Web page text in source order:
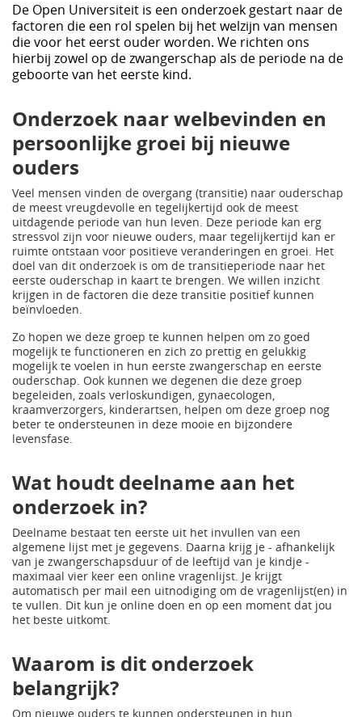
De Open Universiteit is een onderzoek gestart naar de
factoren die een rol spelen bij het welzijn van mensen
die voor het eerst ouder worden. We richten ons
hierbij zowel op de zwangerschap als de periode na de
geboorte van het eerste kind.
Onderzoek naar welbevinden en
persoonlijke groei bij nieuwe
ouders
Veel mensen vinden de overgang (transitie) naar ouderschap
de meest vreugdevolle en tegelijkertijd ook de meest
uitdagende periode van hun leven. Deze periode kan erg
stressvol zijn voor nieuwe ouders, maar tegelijkertijd kan er
ruimte ontstaan voor positieve veranderingen en groei. Het
doel van dit onderzoek is om de transitieperiode naar het
eerste ouderschap in kaart te brengen. We willen inzicht
krijgen in de factoren die deze transitie positief kunnen
beïnvloeden.
Zo hopen we deze groep te kunnen helpen om zo goed
mogelijk te functioneren en zich zo prettig en gelukkig
mogelijk te voelen in hun eerste zwangerschap en eerste
ouderschap. Ook kunnen we degenen die deze groep
begeleiden, zoals verloskundigen, gynaecologen,
kraamverzorgers, kinderartsen, helpen om deze groep nog
beter te ondersteunen in deze mooie en bijzondere
levensfase.
Wat houdt deelname aan het
onderzoek in?
Deelname bestaat ten eerste uit het invullen van een
algemene lijst met je gegevens. Daarna krijg je - afhankelijk
van je zwangerschapsduur of de leeftijd van je kindje -
maximaal vier keer een online vragenlijst. Je krijgt
automatisch per mail een uitnodiging om de vragenlijst(en) in
te vullen. Dit kun je online doen en op een moment dat jou
het beste uitkomt.
Waarom is dit onderzoek
belangrijk?
Om nieuwe ouders te kunnen ondersteunen in hun